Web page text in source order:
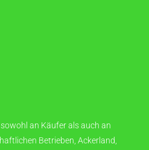
an Käufer als auch an
Betrieben, Ackerland,